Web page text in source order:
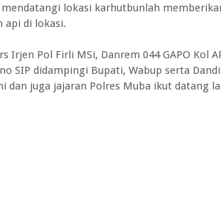
lokasi karhutbunlah
api di lokasi.
Irjen Pol Firli MSi, Danrem 044 GAPO Kol
SIP didampingi Bupati, Wabup serta
dan juga jajaran Polres Muba ikut datang